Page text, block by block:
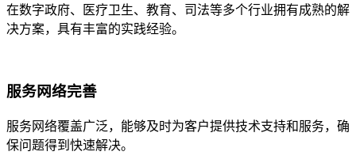
在数字政府、医疗卫生、教育、司法等多个行业拥有成熟的解
决方案，具有丰富的实践经验。
服务网络完善
服务网络覆盖广泛，能够及时为客户提供技术支持和服务，确
保问题得到快速解决。